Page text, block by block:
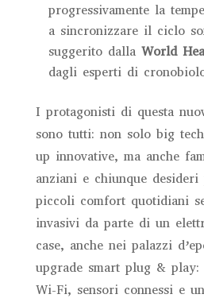
progressivamente la
a sincronizzare il ciclo
suggerito dalla World
dagli esperti di
I protagonisti di questa
sono tutti: non solo big
up innovative, ma anche
anziani e chiunque
piccoli comfort quotidiani
invasivi da parte di un
case, anche nei palazzi
upgrade smart plug & play:
Wi-Fi, sensori connessi e